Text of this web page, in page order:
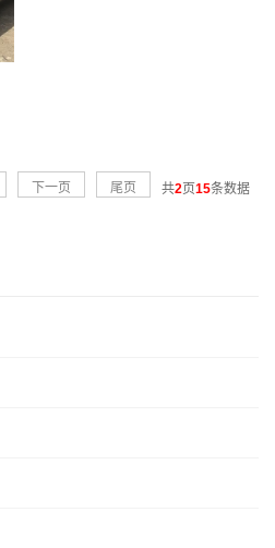
下一页 尾页 共2页15条数据